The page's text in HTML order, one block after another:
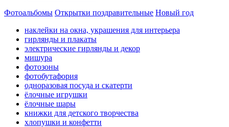
Фотоальбомы Открытки поздравительные Новый год
наклейки на окна, украшения для интерьера
гирлянды и плакаты
электрические гирлянды и декор
мишура
фотозоны
фотобутафория
одноразовая посуда и скатерти
ёлочные игрушки
ёлочные шары
книжки для детского творчества
хлопушки и конфетти